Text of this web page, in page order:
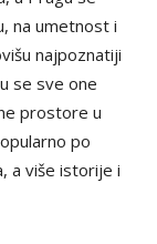
na umetnost i
najpoznatiji
se sve one
prostore u
po
a više istorije i